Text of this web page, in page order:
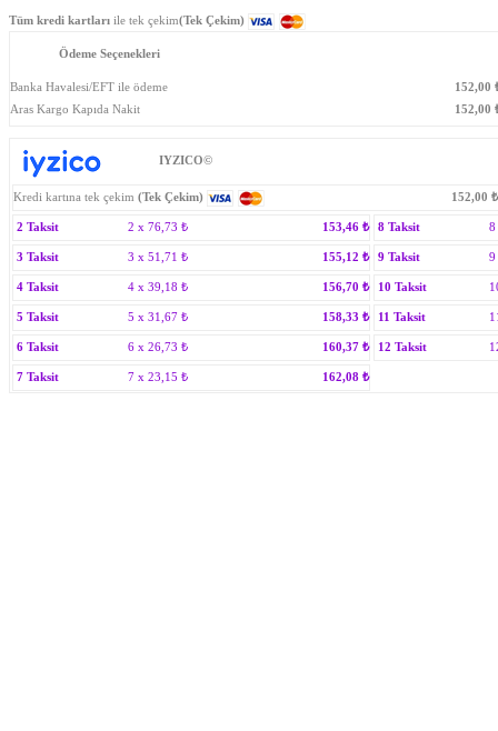
Tüm kredi kartları ile tek çekim(Tek Çekim)
Ödeme Seçenekleri
Banka Havalesi/EFT ile ödeme 152,00
Aras Kargo Kapıda Nakit
152,00
IYZICO©
Kredi kartına tek çekim (Tek Çekim) 152,00 ₺
2 Taksit 2 x 76,73 ₺ 153,46 ₺
3 Taksit 3 x 51,71 ₺ 155,12 ₺
4 Taksit 4 x 39,18 ₺ 156,70 ₺
5 Taksit 5 x 31,67 ₺ 158,33 ₺
6 Taksit 6 x 26,73 ₺ 160,37 ₺
7 Taksit 7 x 23,15 ₺ 162,08 ₺
8 Taksit
9 Taksit
10 Taksit
11 Taksit
12 Taksit